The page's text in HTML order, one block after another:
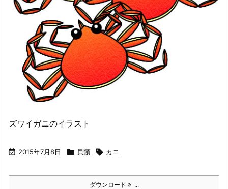
ズワイガニのイラスト
 2015年7月8日  貝類  カニ
ダウンロード ...